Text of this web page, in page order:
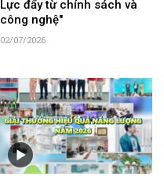
Lực đẩy từ chính sách và
công nghệ"
02/07/2026